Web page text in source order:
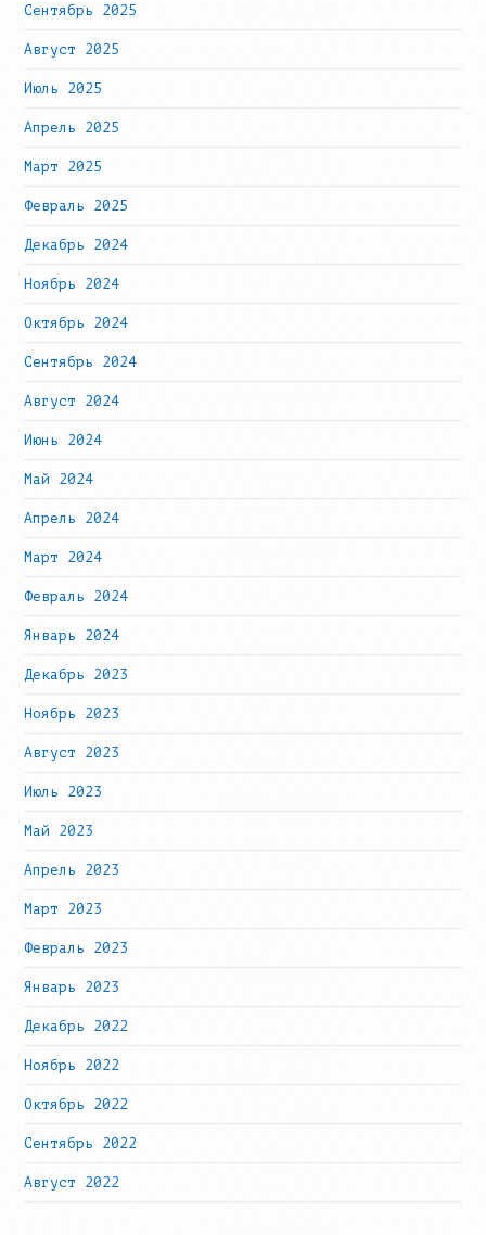
Сентябрь 2025
Август 2025
Июль 2025
Апрель 2025
Март 2025
Февраль 2025
Декабрь 2024
Ноябрь 2024
Октябрь 2024
Сентябрь 2024
Август 2024
Июнь 2024
Май 2024
Апрель 2024
Март 2024
Февраль 2024
Январь 2024
Декабрь 2023
Ноябрь 2023
Август 2023
Июль 2023
Май 2023
Апрель 2023
Март 2023
Февраль 2023
Январь 2023
Декабрь 2022
Ноябрь 2022
Октябрь 2022
Сентябрь 2022
Август 2022